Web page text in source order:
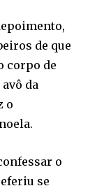
de que
corpo de
da
o
o
se